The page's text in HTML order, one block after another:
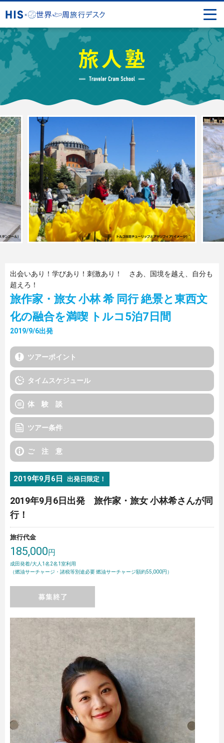
出会いあり！学びあり！刺激あり！ さあ、国境を越え、自分も
超えろ！
旅作家・旅女 小林 希 同行 絶景と東西文
化の融合を満喫 トルコ5泊7日間
2019/9/6出発
ツアーポイント
タイムスケジュール
体 験 談
ツアー条件
ご 注 意
2019年9月6日 出発日限定！
2019年9月6日出発 旅作家・旅女 小林希さんが同
行！
旅行代金
185,000円
成田発着/大人1名2名1室利用
（燃油サーチャージ・諸税等別途必要 燃油サーチャージ額約55,000円）